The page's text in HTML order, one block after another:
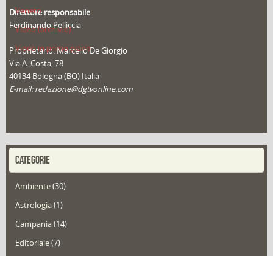
Veneto
Video (archivio)
Video in primo piano
Direttore responsabile
Ferdinando Pelliccia
Proprietario: Marcello De Giorgio
Via A. Costa, 78
40134 Bologna (BO) Italia
E-mail: redazione@dgtvonline.com
CATEGORIE
Ambiente(30)
Astrologia(1)
Campania(14)
Editoriale(7)